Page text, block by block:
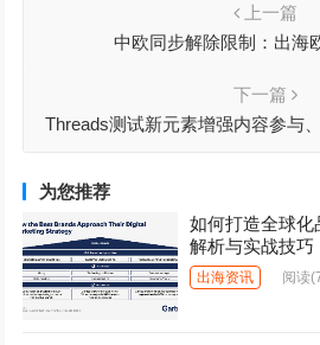
上一篇
中欧同步解除限制：出海
下一篇
Threads测试新元素增强内容参与
为您推荐
如何打造全球化
解析与实战技巧
出海资讯 阅读